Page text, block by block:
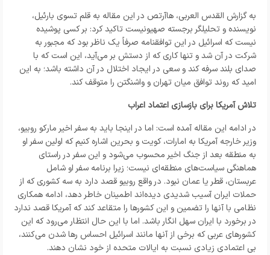
به گزارش القدس العربی، هاآرتص در این مقاله به قلم تسوی بارئیل،
نویسنده و تحلیلگر برجسته صهیونیست تاکید کرد: بر کسی پوشیده
نیست که اسرائیل در این توافقنامه صرفاً یک ناظر بود که مجبور به
شرکت در آن شد و تنها کاری که از دستش بر می‌آید، این است که با
صدای بلند سرفه کند و سعی در ایجاد اختلال در آن داشته باشد؛ به این
امید که روند توافق میان تهران و واشنگتن را متوقف کند.
تلاش آمریکا برای بازسازی اعتماد اعراب
در ادامه این مقاله آمده است: اما در اینجا باید به سفر اخیر مارکو روبیو،
وزیر خارجه آمریکا به امارات، کویت و بحرین اشاره کنیم که اولین سفر او
به منطقه بعد از جنگ اخیر محسوب می‌شود و این سفر در راستای
هماهنگی سیاست‌های منطقه‌ای نیست؛ زیرا برنامه سفر او شامل
عربستان، قطر یا عمان نبود. در واقع روبیو قصد دارد به سه کشوری که از
حملات ایران آسیب شدیدی دیده‌اند اطمینان خاطر دهد، ادامه همکاری
نظامی با آنها را تضمین و این کشورها را متقاعد کند که آمریکا قصد ندارد
در برخورد با ایران سهل انگار باشد. اما با این حال انتظار می‌رود که این
کشورهای عربی که برخی از آنها مانند اسرائیل احساس رها شدن می‌کنند،
بی اعتمادی زیادی نسبت به ایالات متحده از خود نشان دهند.